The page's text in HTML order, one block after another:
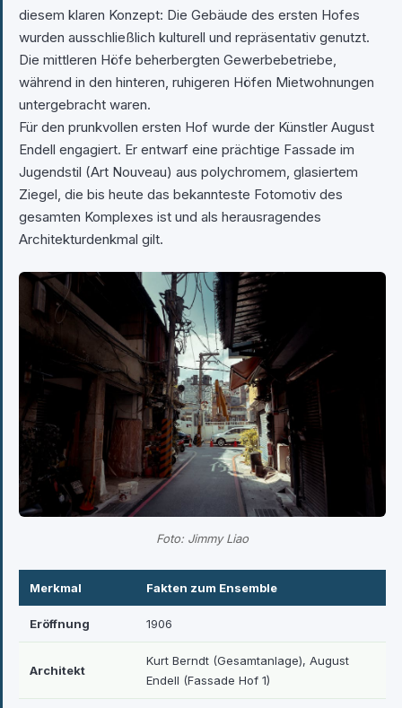
diesem klaren Konzept: Die Gebäude des ersten Hofes
wurden ausschließlich kulturell und repräsentativ genutzt.
Die mittleren Höfe beherbergten Gewerbebetriebe,
während in den hinteren, ruhigeren Höfen Mietwohnungen
untergebracht waren.
Für den prunkvollen ersten Hof wurde der Künstler August
Endell engagiert. Er entwarf eine prächtige Fassade im
Jugendstil (Art Nouveau) aus polychromem, glasiertem
Ziegel, die bis heute das bekannteste Fotomotiv des
gesamten Komplexes ist und als herausragendes
Architekturdenkmal gilt.
Foto: Jimmy Liao
Merkmal Fakten zum Ensemble
Eröffnung 1906
Architekt
Kurt Berndt (Gesamtanlage), August
Endell (Fassade Hof 1)